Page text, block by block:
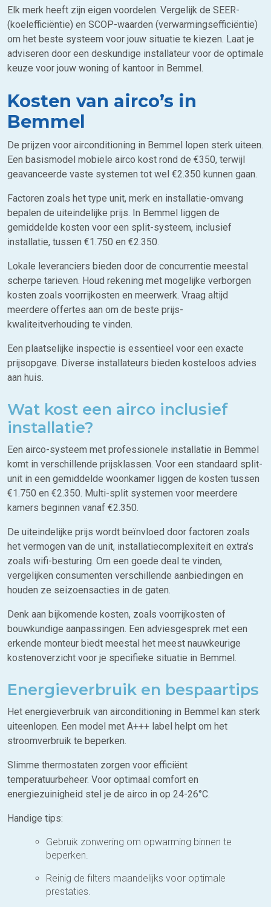
Elk merk heeft zijn eigen voordelen. Vergelijk de SEER-
(koelefficiëntie) en SCOP-waarden (verwarmingsefficiëntie)
om het beste systeem voor jouw situatie te kiezen. Laat je
adviseren door een deskundige installateur voor de optimale
keuze voor jouw woning of kantoor in Bemmel.
Kosten van airco’s in
Bemmel
De prijzen voor airconditioning in Bemmel lopen sterk uiteen.
Een basismodel mobiele airco kost rond de €350, terwijl
geavanceerde vaste systemen tot wel €2.350 kunnen gaan.
Factoren zoals het type unit, merk en installatie-omvang
bepalen de uiteindelijke prijs. In Bemmel liggen de
gemiddelde kosten voor een split-systeem, inclusief
installatie, tussen €1.750 en €2.350.
Lokale leveranciers bieden door de concurrentie meestal
scherpe tarieven. Houd rekening met mogelijke verborgen
kosten zoals voorrijkosten en meerwerk. Vraag altijd
meerdere offertes aan om de beste prijs-
kwaliteitverhouding te vinden.
Een plaatselijke inspectie is essentieel voor een exacte
prijsopgave. Diverse installateurs bieden kosteloos advies
aan huis.
Wat kost een airco inclusief
installatie?
Een airco-systeem met professionele installatie in Bemmel
komt in verschillende prijsklassen. Voor een standaard split-
unit in een gemiddelde woonkamer liggen de kosten tussen
€1.750 en €2.350. Multi-split systemen voor meerdere
kamers beginnen vanaf €2.350.
De uiteindelijke prijs wordt beïnvloed door factoren zoals
het vermogen van de unit, installatiecomplexiteit en extra’s
zoals wifi-besturing. Om een goede deal te vinden,
vergelijken consumenten verschillende aanbiedingen en
houden ze seizoensacties in de gaten.
Denk aan bijkomende kosten, zoals voorrijkosten of
bouwkundige aanpassingen. Een adviesgesprek met een
erkende monteur biedt meestal het meest nauwkeurige
kostenoverzicht voor je specifieke situatie in Bemmel.
Energieverbruik en bespaartips
Het energieverbruik van airconditioning in Bemmel kan sterk
uiteenlopen. Een model met A+++ label helpt om het
stroomverbruik te beperken.
Slimme thermostaten zorgen voor efficiënt
temperatuurbeheer. Voor optimaal comfort en
energiezuinigheid stel je de airco in op 24-26°C.
Handige tips:
Gebruik zonwering om opwarming binnen te
beperken.
Reinig de filters maandelijks voor optimale
prestaties.